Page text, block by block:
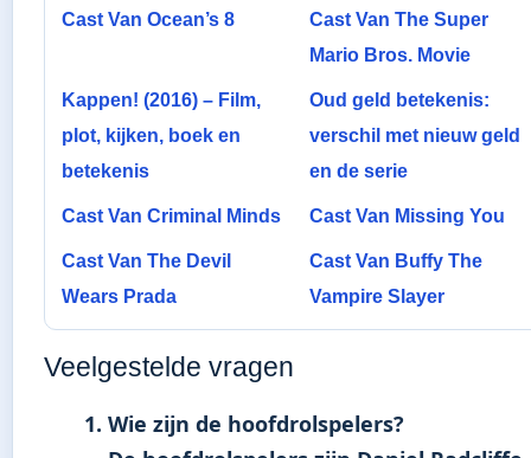
Cast Van Ocean’s 8
Cast Van The Super
Mario Bros. Movie
Kappen! (2016) – Film,
plot, kijken, boek en
betekenis
Oud geld betekenis:
verschil met nieuw geld
en de serie
Cast Van Criminal Minds Cast Van Missing You
Cast Van The Devil
Wears Prada
Cast Van Buffy The
Vampire Slayer
Veelgestelde vragen
Wie zijn de hoofdrolspelers?